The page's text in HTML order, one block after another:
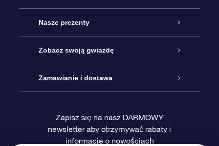
Obsługa
Kontakt
Blog
Recenzje
Nasze prezenty
Podarunek Gwiazda Online
Pakiet Podarunkowy OSR
Karta podarunkowa OSR
Zobacz swoją gwiazdę
Rejestr Gwiazd
Sprsonalizowana Strona Gwiazdy
Zamawianie i dostawa
Metody płatności
Zapisz się na nasz DARMOWY
newsletter aby otrzymywać rabaty i
informacje o nowościach